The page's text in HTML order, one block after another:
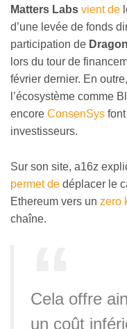
Matters Labs vient de
d’une levée de fonds
participation de
lors du tour de
février dernier. En
l’écosystème comme
encore ConsenSys
investisseurs.
Sur son site, a16z
permet de déplacer le
Ethereum vers un zero
chaîne.
Cela offre
un coût